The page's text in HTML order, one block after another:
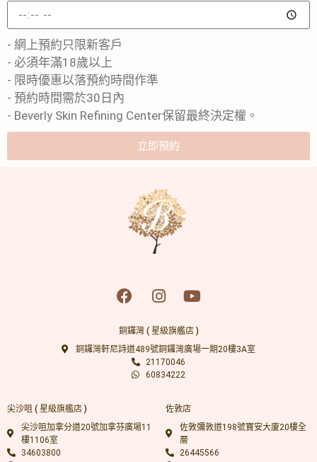
- 網上預約只限新客戶
- 必須年滿18歲以上
- 限時優惠以落預約時間作準
- 預約時間需於30日內
- Beverly Skin Refining Center保留最終決定權。
立即預約
銅鑼灣 ( 星級旗艦店 )
銅鑼灣軒尼詩道489號銅鑼灣廣場一期20樓3A室
21170046
60834222
尖沙咀 ( 星級旗艦店 )
尖沙咀加拿分道20號加拿芬廣場11
樓1106室
34603800
佐敦店
佐敦彌敦道198號寶安大廈20樓全
層
26445566